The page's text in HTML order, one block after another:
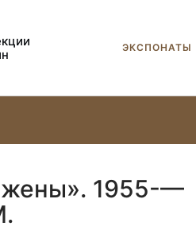
ЭКСПОНАТЫ
жены». 1955-—